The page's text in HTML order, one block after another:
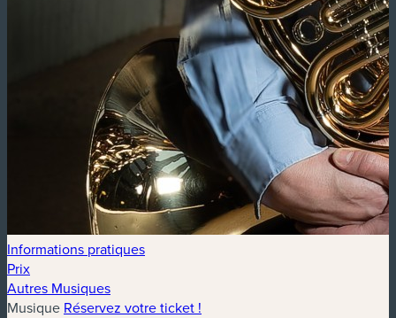
Informations pratiques
Prix
Autres Musiques
Musique Réservez votre ticket !